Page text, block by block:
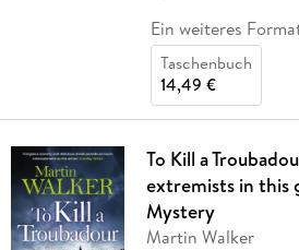
Ein weiteres
Taschenbuch
14,49 €
To Kill a
extremists in this
Mystery
Martin Walker